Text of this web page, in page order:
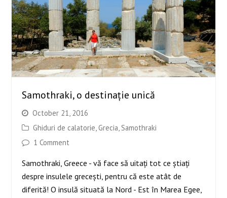
Samothraki, o destinație unică
October 21, 2016
Ghiduri de calatorie ,Grecia Samothraki
1 Comment
Samothraki, Greece - vă face să uitați tot ce știați
despre insulele grecești, pentru că este atât de
diferită! O insulă situată la Nord - Est în Marea Egee,